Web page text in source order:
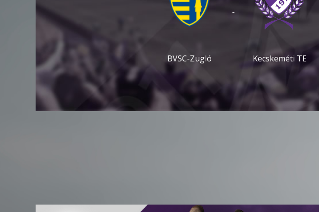
BVSC-Zugló
-
Kecskeméti TE